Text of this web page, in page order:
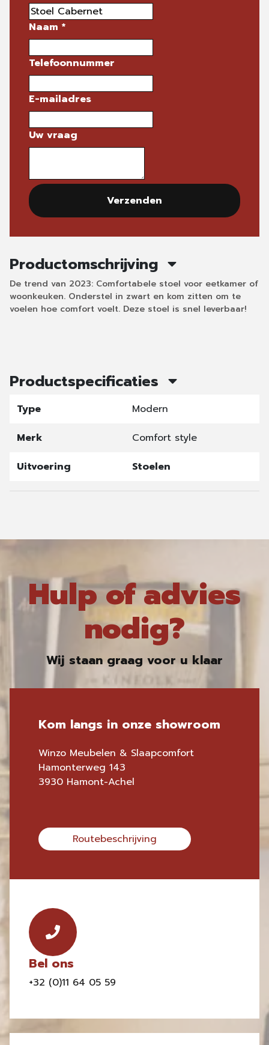
Naam *
Telefoonnummer
E-mailadres
Uw vraag
Verzenden
Productomschrijving
De trend van 2023: Comfortabele stoel voor eetkamer of
woonkeuken. Onderstel in zwart en kom zitten om te
voelen hoe comfort voelt. Deze stoel is snel leverbaar!
Productspecificaties
Type
Modern
Merk
Comfort style
Uitvoering
Stoelen
Hulp of advies
nodig?
Wij staan graag voor u klaar
Kom langs in onze showroom
Winzo Meubelen & Slaapcomfort
Hamonterweg 143
3930 Hamont-Achel
Routebeschrijving
Bel ons
+32 (0)11 64 05 59